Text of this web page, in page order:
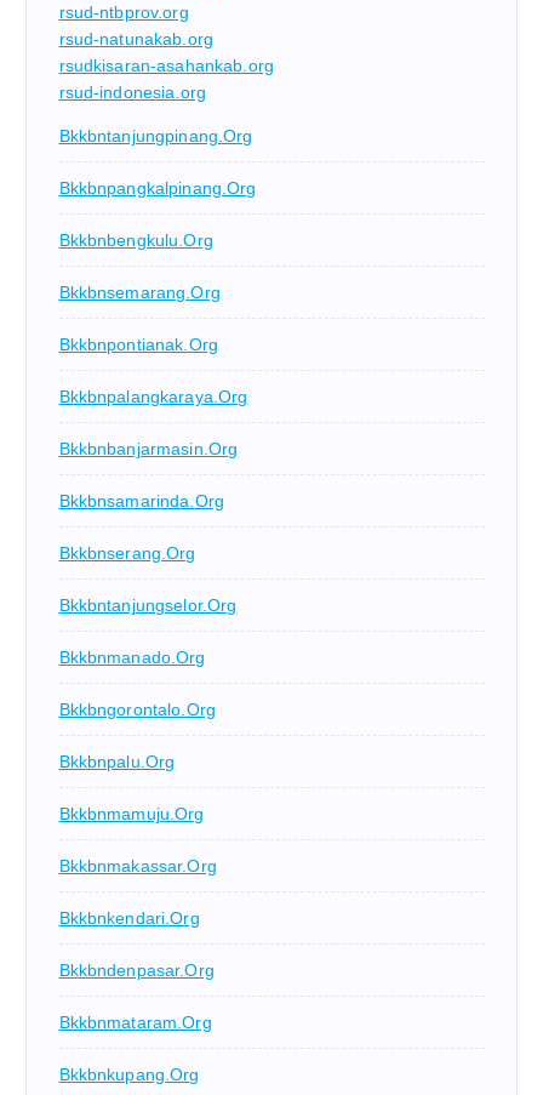
rsud-ntbprov.org
rsud-natunakab.org
rsudkisaran-asahankab.org
rsud-indonesia.org
Bkkbntanjungpinang.org
Bkkbnpangkalpinang.org
Bkkbnbengkulu.org
Bkkbnsemarang.org
Bkkbnpontianak.org
Bkkbnpalangkaraya.org
Bkkbnbanjarmasin.org
Bkkbnsamarinda.org
Bkkbnserang.org
Bkkbntanjungselor.org
Bkkbnmanado.org
Bkkbngorontalo.org
Bkkbnpalu.org
Bkkbnmamuju.org
Bkkbnmakassar.org
Bkkbnkendari.org
Bkkbndenpasar.org
Bkkbnmataram.org
Bkkbnkupang.org